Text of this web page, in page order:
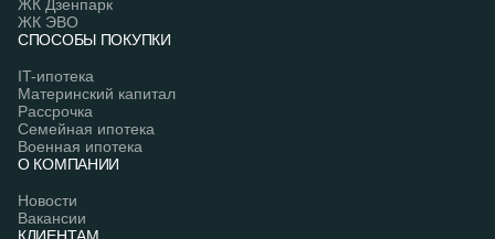
ЖК Дзенпарк
ЖК ЭВО
СПОСОБЫ ПОКУПКИ
IT-ипотека
Материнский капитал
Рассрочка
Семейная ипотека
Военная ипотека
О КОМПАНИИ
Новости
Вакансии
КЛИЕНТАМ